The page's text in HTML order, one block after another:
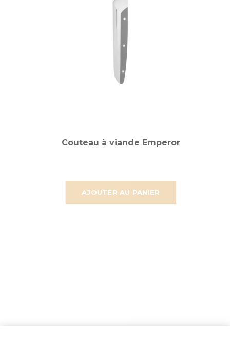
AJOUTER AU PANIER
Couteau à viande Emperor